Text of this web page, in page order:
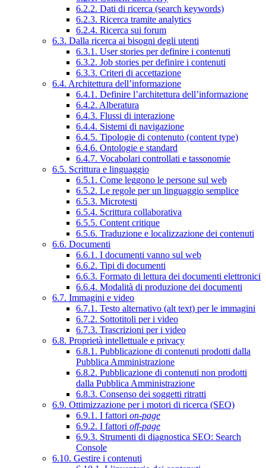
6.2.2. Dati di ricerca (search keywords)
6.2.3. Ricerca tramite analytics
6.2.4. Ricerca sui forum
6.3. Dalla ricerca ai bisogni degli utenti
6.3.1. User stories per definire i contenuti
6.3.2. Job stories per definire i contenuti
6.3.3. Criteri di accettazione
6.4. Architettura dell’informazione
6.4.1. Definire l’architettura dell’informazione
6.4.2. Alberatura
6.4.3. Flussi di interazione
6.4.4. Sistemi di navigazione
6.4.5. Tipologie di contenuto (content type)
6.4.6. Ontologie e standard
6.4.7. Vocabolari controllati e tassonomie
6.5. Scrittura e linguaggio
6.5.1. Come leggono le persone sul web
6.5.2. Le regole per un linguaggio semplice
6.5.3. Microtesti
6.5.4. Scrittura collaborativa
6.5.5. Content critique
6.5.6. Traduzione e localizzazione dei contenuti
6.6. Documenti
6.6.1. I documenti vanno sul web
6.6.2. Tipi di documenti
6.6.3. Formato di lettura dei documenti elettronici
6.6.4. Modalità di produzione dei documenti
6.7. Immagini e video
6.7.1. Testo alternativo (alt text) per le immagini
6.7.2. Sottotitoli per i video
6.7.3. Trascrizioni per i video
6.8. Proprietà intellettuale e privacy
6.8.1. Pubblicazione di contenuti prodotti dalla
Pubblica Amministrazione
6.8.2. Pubblicazione di contenuti non prodotti
dalla Pubblica Amministrazione
6.8.3. Consenso dei soggetti ritratti
6.9. Ottimizzazione per i motori di ricerca (SEO)
6.9.1. I fattori on-page
6.9.2. I fattori off-page
6.9.3. Strumenti di diagnostica SEO: Search
Console
6.10. Gestire i contenuti